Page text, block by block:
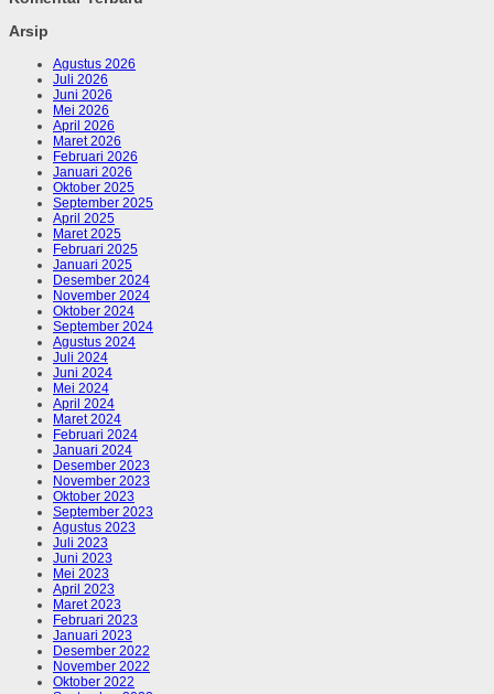
Arsip
Agustus 2026
Juli 2026
Juni 2026
Mei 2026
April 2026
Maret 2026
Februari 2026
Januari 2026
Oktober 2025
September 2025
April 2025
Maret 2025
Februari 2025
Januari 2025
Desember 2024
November 2024
Oktober 2024
September 2024
Agustus 2024
Juli 2024
Juni 2024
Mei 2024
April 2024
Maret 2024
Februari 2024
Januari 2024
Desember 2023
November 2023
Oktober 2023
September 2023
Agustus 2023
Juli 2023
Juni 2023
Mei 2023
April 2023
Maret 2023
Februari 2023
Januari 2023
Desember 2022
November 2022
Oktober 2022